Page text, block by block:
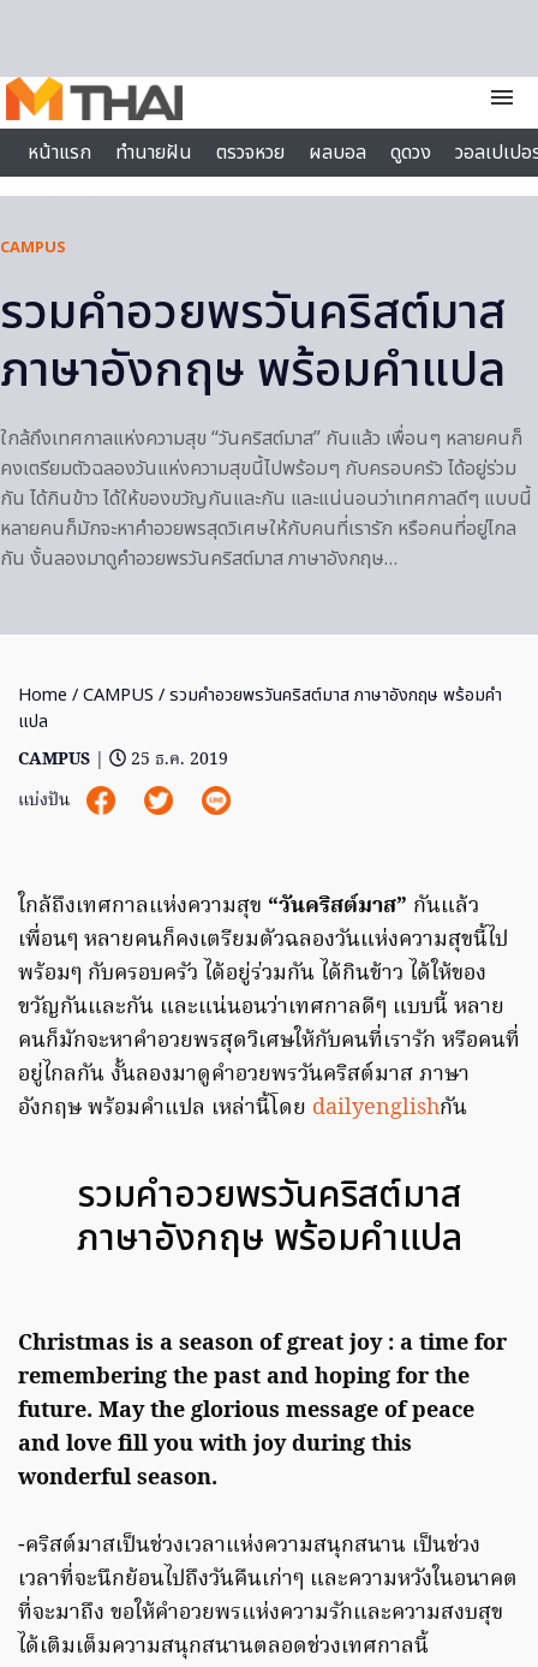
menu
หน้าแรก
ทำนายฝัน ตรวจหวย ผลบอล ดูดวง
วอลเปเป
ไลฟ์สไตล์
CAMPUS
รวมคําอวยพรวันคริสต์มาส
ภาษาอังกฤษ พร้อมคำแปล
ใกล้ถึงเทศกาลแห่งความสุข “วันคริสต์มาส” กันแล้ว เพื่อนๆ หลายคนก็
คงเตรียมตัวฉลองวันแห่งความสุขนี้ไปพร้อมๆ กับครอบครัว ได้อยู่ร่วม
กัน ได้กินข้าว ได้ให้ของขวัญกันและกัน และแน่นอนว่าเทศกาลดีๆ แบบนี้
หลายคนก็มักจะหาคำอวยพรสุดวิเศษให้กับคนที่เรารัก หรือคนที่อยู่ไกล
กัน งั้นลองมาดูคําอวยพรวันคริสต์มาส ภาษาอังกฤษ…
Home /CAMPUS / รวมคําอวยพรวันคริสต์มาส ภาษาอังกฤษ พร้อมคำ
แปล
CAMPUS |
25 ธ.ค. 2019
แบ่งปัน
ใกล้ถึงเทศกาลแห่งความสุข “วันคริสต์มาส” กันแล้ว
เพื่อนๆ หลายคนก็คงเตรียมตัวฉลองวันแห่งความสุขนี้ไป
พร้อมๆ กับครอบครัว ได้อยู่ร่วมกัน ได้กินข้าว ได้ให้ของ
ขวัญกันและกัน และแน่นอนว่าเทศกาลดีๆ แบบนี้ หลาย
คนก็มักจะหาคำอวยพรสุดวิเศษให้กับคนที่เรารัก หรือคนที่
อยู่ไกลกัน งั้นลองมาดูคําอวยพรวันคริสต์มาส ภาษา
อังกฤษ พร้อมคำแปล เหล่านี้โดย dailyenglishกัน
รวมคําอวยพรวันคริสต์มาส
ภาษาอังกฤษ พร้อมคำแปล
Christmas is a season of great joy : a time for
remembering the past and hoping for the
future. May the glorious message of peace
and love fill you with joy during this
wonderful season.
-คริสต์มาสเป็นช่วงเวลาแห่งความสนุกสนาน เป็นช่วง
เวลาที่จะนึกย้อนไปถึงวันคืนเก่าๆ และความหวังในอนาคต
ที่จะมาถึง ขอให้คำอวยพรแห่งความรักและความสงบสุข
ได้เติมเต็มความสนุกสนานตลอดช่วงเทศกาลนี้